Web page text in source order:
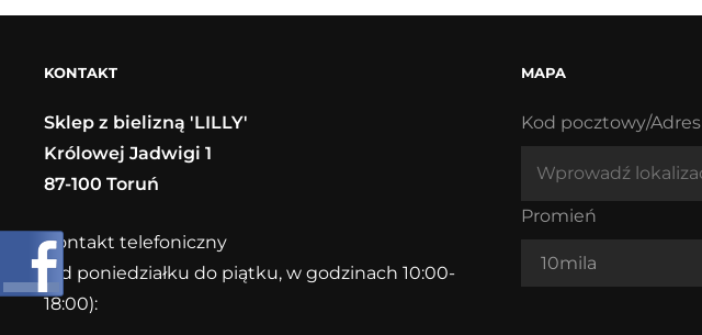
KONTAKT
Sklep z bielizną 'LILLY'
Królowej Jadwigi 1
87-100 Toruń
Kontakt telefoniczny
(od poniedziałku do piątku, w godzinach 10:00-
18:00):
MAPA
Kod pocztowy/Adres
Promień